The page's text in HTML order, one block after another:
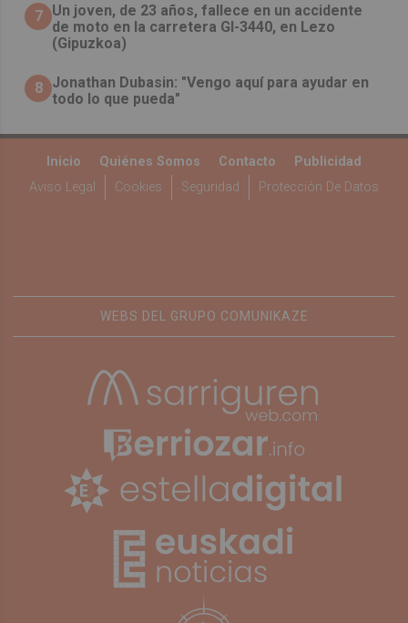
7 Un joven, de 23 años, fallece en un accidente
de moto en la carretera GI-3440, en Lezo
(Gipuzkoa)
8 Jonathan Dubasin: "Vengo aquí para ayudar en
todo lo que pueda"
Inicio Quiénes Somos Contacto
Publicidad
Aviso Legal
Cookies Seguridad Protección De Datos
WEBS DEL GRUPO COMUNIKAZE